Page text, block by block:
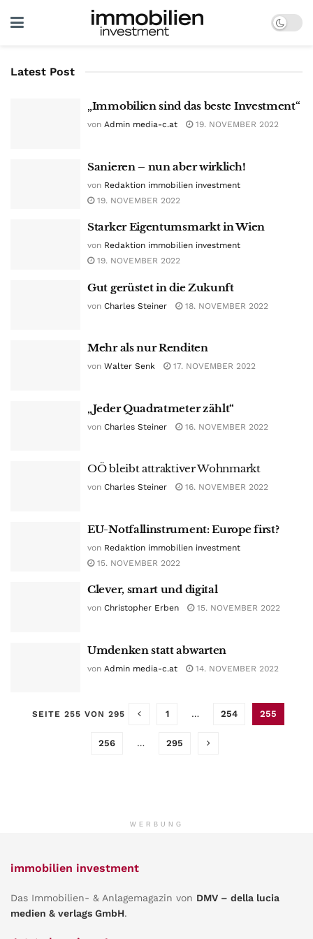
Latest Post
„Immobilien sind das beste Investment“
von Admin media-c.at 19. NOVEMBER 2022
Sanieren – nun aber wirklich!
von Redaktion immobilien investment
19. NOVEMBER 2022
Starker Eigentumsmarkt in Wien
von Redaktion immobilien investment
19. NOVEMBER 2022
Gut gerüstet in die Zukunft
von Charles Steiner 18. NOVEMBER 2022
Mehr als nur Renditen
von Walter Senk 17. NOVEMBER 2022
„Jeder Quadratmeter zählt“
von Charles Steiner 16. NOVEMBER 2022
OÖ bleibt attraktiver Wohnmarkt
von Charles Steiner 16. NOVEMBER 2022
EU-Notfallinstrument: Europe first?
von Redaktion immobilien investment
15. NOVEMBER 2022
Clever, smart und digital
von Christopher Erben 15. NOVEMBER 2022
Umdenken statt abwarten
von Admin media-c.at 14. NOVEMBER 2022
SEITE 255 VON 295 1 … 254 255
256 … 295
WERBUNG
immobilien investment
Das Immobilien- & Anlagemagazin von DMV – della lucia
medien & verlags GmbH.